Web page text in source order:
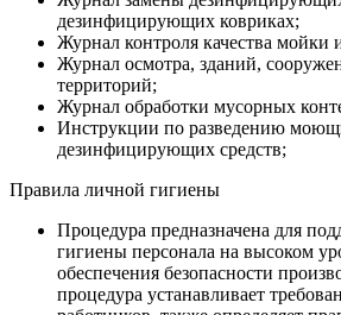
дезинфицирующих ковриках;
Журнал контроля качества мойки
Журнал осмотра, зданий,
территорий;
Журнал обработки мусорных
Инструкции по разведению
дезинфицирующих средств;
Правила личной гигиены
Процедура предназначена для
гигиены персонала на высоком
обеспечения безопасности
процедура устанавливает